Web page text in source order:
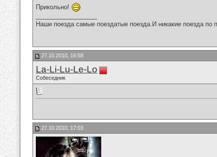
Прикольно!
Наши поезда самые поездатые поезда.И никакие поезда по
27.10.2010, 16:58
La-Li-Lu-Le-Lo
Собеседник
27.10.2010, 17:03